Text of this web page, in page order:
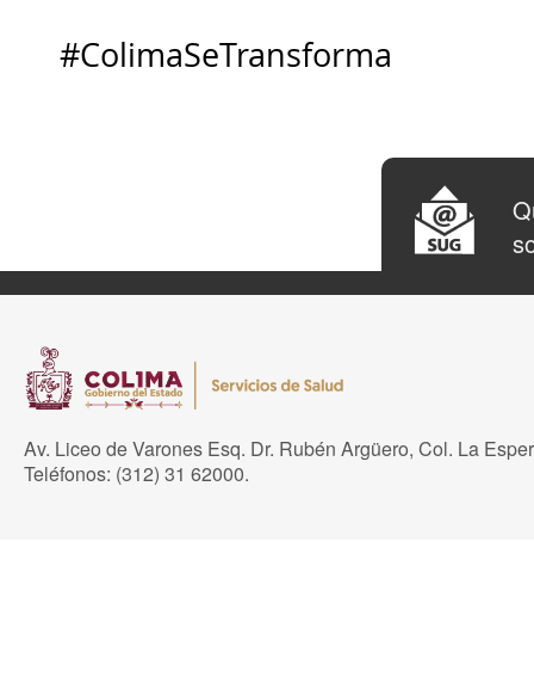
#ColimaSeTransforma
Av. Liceo de Varones Esq. Dr. Rubén Argüero, Col. La
Teléfonos: (312) 31 62000.